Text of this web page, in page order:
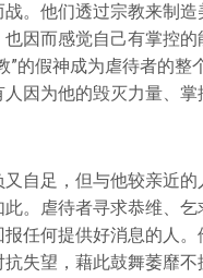
。他们透过宗教来制造
因而感觉自己有掌控的
”的假神成为虐待者的整
因为他的毁灭力量、掌
自足，但与他较亲近的
。虐待者寻求恭维、乞
任何提供好消息的人。
失望，藉此鼓舞萎靡不